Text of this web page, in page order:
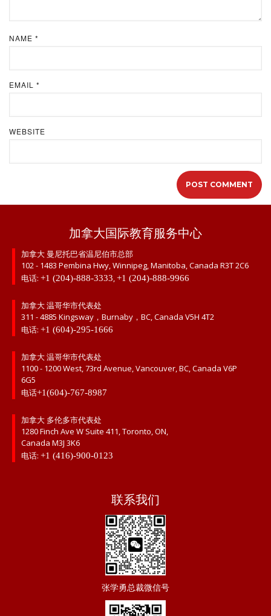
NAME *
EMAIL *
WEBSITE
加拿大国际教育服务中心
加拿大 曼尼托巴省温尼伯市总部
102 - 1483 Pembina Hwy, Winnipeg, Manitoba, Canada R3T 2C6
电话: +1 (204)-888-3333,+1 (204)-888-9966
加拿大 温哥华市代表处
311 - 4885 Kingsway，Burnaby，BC, Canada V5H 4T2
电话: +1 (604)-295-1666
加拿大 温哥华市代表处
1100 - 1200 West, 73rd Avenue, Vancouver, BC, Canada V6P
6G5
电话+1(604)-767-8987
加拿大 多伦多市代表处
1280 Finch Ave W Suite 411, Toronto, ON,
Canada M3J 3K6
电话: +1 (416)-900-0123
联系我们
张学勇总裁微信号